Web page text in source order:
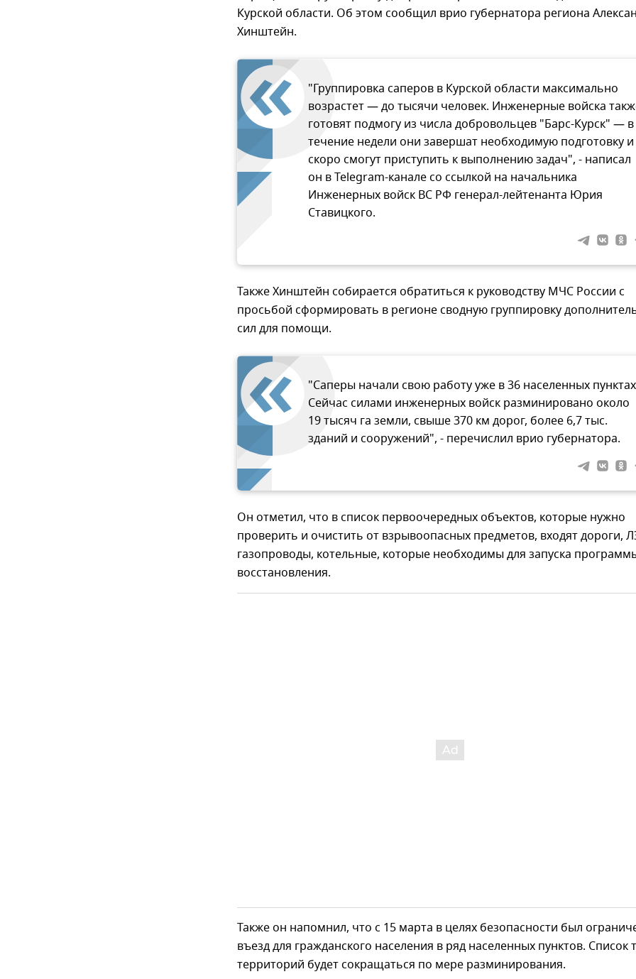
Курской области. Об этом сообщил врио губернатора региона
Хинштейн.
"Группировка саперов в Курской области максимально
возрастет — до тысячи человек. Инженерные войска
готовят подмогу из числа добровольцев "Барс-Курск" — в
течение недели они завершат необходимую подготовку и
скоро смогут приступить к выполнению задач", - написал
он в Telegram-канале со ссылкой на начальника
Инженерных войск ВС РФ генерал-лейтенанта Юрия
Ставицкого.
Также Хинштейн собирается обратиться к руководству МЧС России с
просьбой сформировать в регионе сводную группировку
сил для помощи.
"Саперы начали свою работу уже в 36 населенных
Сейчас силами инженерных войск разминировано около
19 тысяч га земли, свыше 370 км дорог, более 6,7 тыс.
зданий и сооружений", - перечислил врио губернатора.
Он отметил, что в список первоочередных объектов, которые нужно
проверить и очистить от взрывоопасных предметов, входят дороги,
газопроводы, котельные, которые необходимы для запуска
восстановления.
Также он напомнил, что с 15 марта в целях безопасности был
въезд для гражданского населения в ряд населенных пунктов. Список
территорий будет сокращаться по мере разминирования.